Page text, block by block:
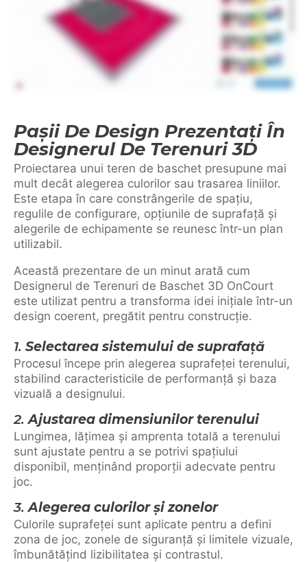
Pașii De Design Prezentați În
Designerul De Terenuri 3D
Proiectarea unui teren de baschet presupune mai
mult decât alegerea culorilor sau trasarea liniilor.
Este etapa în care constrângerile de spațiu,
regulile de configurare, opțiunile de suprafață și
alegerile de echipamente se reunesc într-un plan
utilizabil.
Această prezentare de un minut arată cum
Designerul de Terenuri de Baschet 3D OnCourt
este utilizat pentru a transforma idei inițiale într-un
design coerent, pregătit pentru construcție.
1. Selectarea sistemului de suprafață
Procesul începe prin alegerea suprafeței terenului,
stabilind caracteristicile de performanță și baza
vizuală a designului.
2.Ajustarea dimensiunilor terenului
Lungimea, lățimea și amprenta totală a terenului
sunt ajustate pentru a se potrivi spațiului
disponibil, menținând proporții adecvate pentru
joc.
3.Alegerea culorilor și zonelor
Culorile suprafeței sunt aplicate pentru a defini
zona de joc, zonele de siguranță și limitele vizuale,
îmbunătățind lizibilitatea și contrastul.